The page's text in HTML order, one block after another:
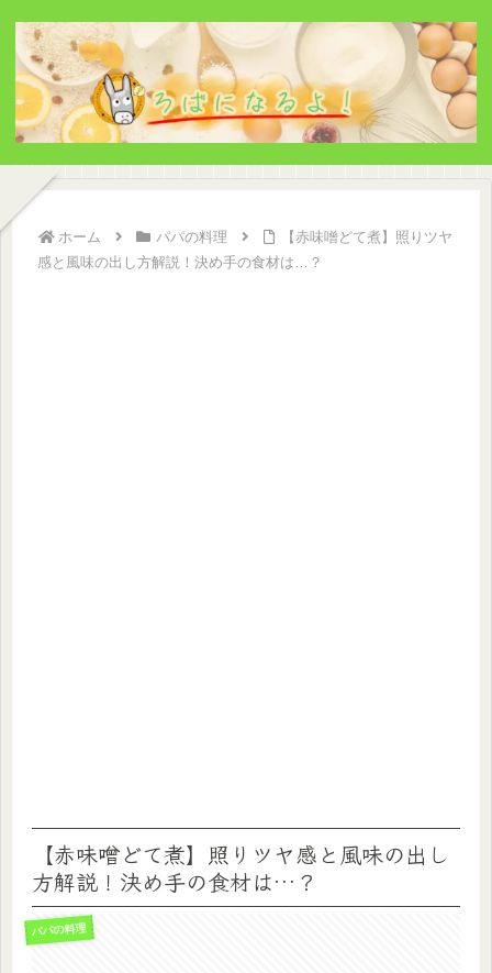
ホーム パパの料理
【赤味噌どて煮】照りツヤ
感と風味の出し方解説！決め手の食材は…？
【赤味噌どて煮】照りツヤ感と風味の出し
方解説！決め手の食材は…？
パパの料理